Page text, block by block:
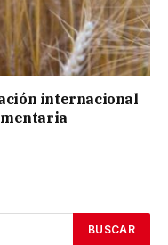
internacional